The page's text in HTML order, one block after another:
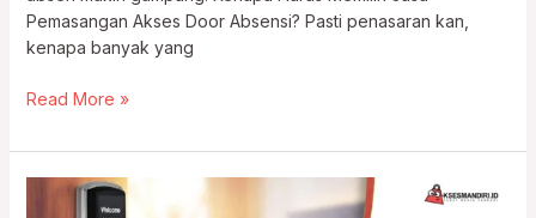
Pemasangan Akses Door Absensi? Pasti penasaran kan,
kenapa banyak yang
Read More »
Jasa